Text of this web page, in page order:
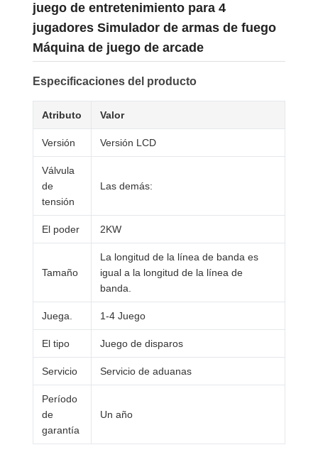
juego de entretenimiento para 4
jugadores Simulador de armas de fuego
Máquina de juego de arcade
Especificaciones del producto
Atributo Valor
Versión Versión LCD
Válvula
de
tensión
Las demás:
El poder 2KW
Tamaño
La longitud de la línea de banda es
igual a la longitud de la línea de
banda.
Juega. 1-4 Juego
El tipo Juego de disparos
Servicio Servicio de aduanas
Período
de
garantía
Un año